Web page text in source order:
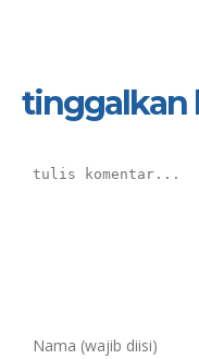
tinggalkan